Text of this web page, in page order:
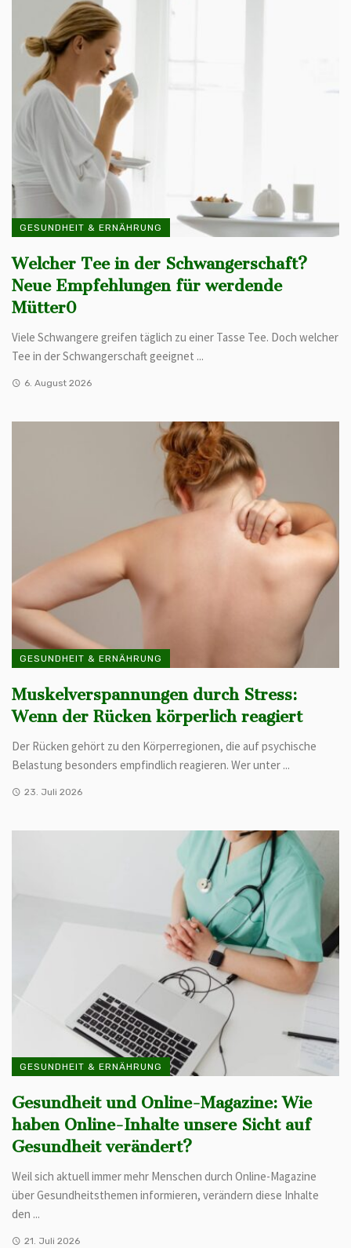
GESUNDHEIT & ERNÄHRUNG
Welcher Tee in der Schwangerschaft?
Neue Empfehlungen für werdende
Mütter0
Viele Schwangere greifen täglich zu einer Tasse Tee. Doch welcher
Tee in der Schwangerschaft geeignet ...
6. August 2026
GESUNDHEIT & ERNÄHRUNG
Muskelverspannungen durch Stress:
Wenn der Rücken körperlich reagiert
Der Rücken gehört zu den Körperregionen, die auf psychische
Belastung besonders empfindlich reagieren. Wer unter ...
23. Juli 2026
GESUNDHEIT & ERNÄHRUNG
Gesundheit und Online-Magazine: Wie
haben Online-Inhalte unsere Sicht auf
Gesundheit verändert?
Weil sich aktuell immer mehr Menschen durch Online-Magazine
über Gesundheitsthemen informieren, verändern diese Inhalte
den ...
21. Juli 2026